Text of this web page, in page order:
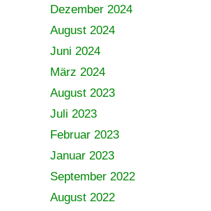
Dezember 2024
August 2024
Juni 2024
März 2024
August 2023
Juli 2023
Februar 2023
Januar 2023
September 2022
August 2022